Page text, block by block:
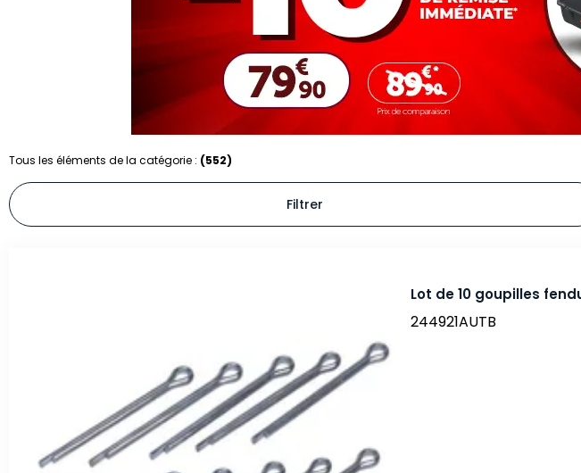
Tous les éléments de la catégorie : (552)
Filtrer
Lot de 10 goupilles
244921AUTB